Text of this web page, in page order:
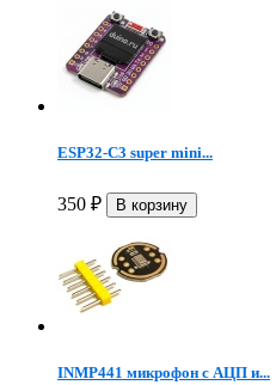
ESP32-C3 super mini...
350 ₽
INMP441 микрофон c АЦП и...